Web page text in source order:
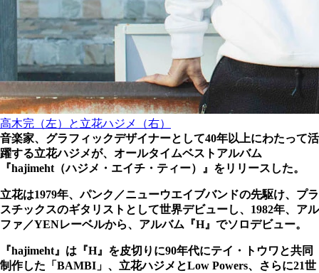
高木完（左）と立花ハジメ（右）
音楽家、グラフィックデザイナーとして40年以上にわたって活
躍する立花ハジメが、オールタイムベストアルバム
『hajimeht（ハジメ・エイチ・ティー）』をリリースした。
立花は1979年、パンク／ニューウエイブバンドの先駆け、プラ
スチックスのギタリストとして世界デビューし、1982年、アル
ファ／YENレーベルから、アルバム『H』でソロデビュー。
『hajimeht』は『H』を皮切りに90年代にテイ・トウワと共同
制作した「BAMBI」、立花ハジメとLow Powers、さらに21世